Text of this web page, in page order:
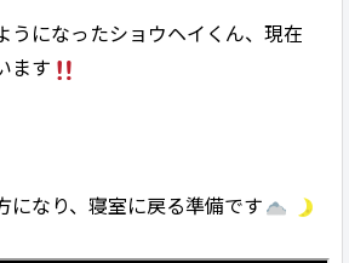
うになったショウヘイくん、現在
ます
になり、寝室に戻る準備です